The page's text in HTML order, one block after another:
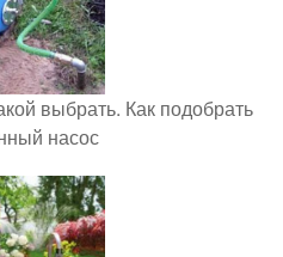
выбрать. Как подобрать
насос